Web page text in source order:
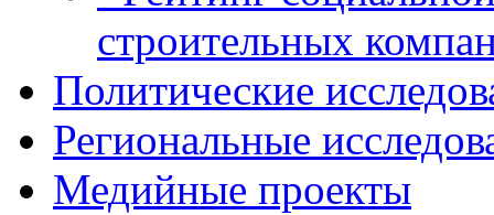
строительных
Политические
Региональные
Медийные проекты